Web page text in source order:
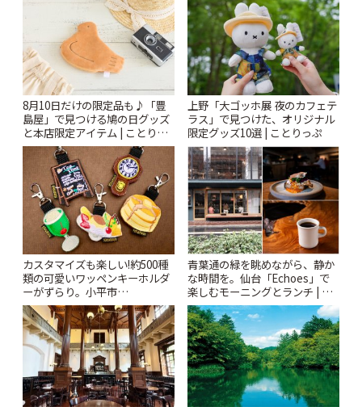
8月10日だけの限定品も♪「豊
島屋」で見つける鳩の日グッズ
と本店限定アイテム | ことりっ
ぷ
上野「大ゴッホ展 夜のカフェテ
ラス」で見つけた、オリジナル
限定グッズ10選 | ことりっぷ
カスタマイズも楽しい!約500種
類の可愛いワッペンキーホルダ
ーがずらり。小平市
「Kimamaya T&K」 | ことりっ
ぷ
青葉通の緑を眺めながら、静か
な時間を。仙台「Echoes」で
楽しむモーニングとランチ | こ
とりっぷ